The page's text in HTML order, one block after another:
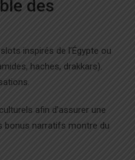
des
inspirés de l’Égypte ou
haches, drakkars).
afin d’assurer une
bonus narratifs montre du